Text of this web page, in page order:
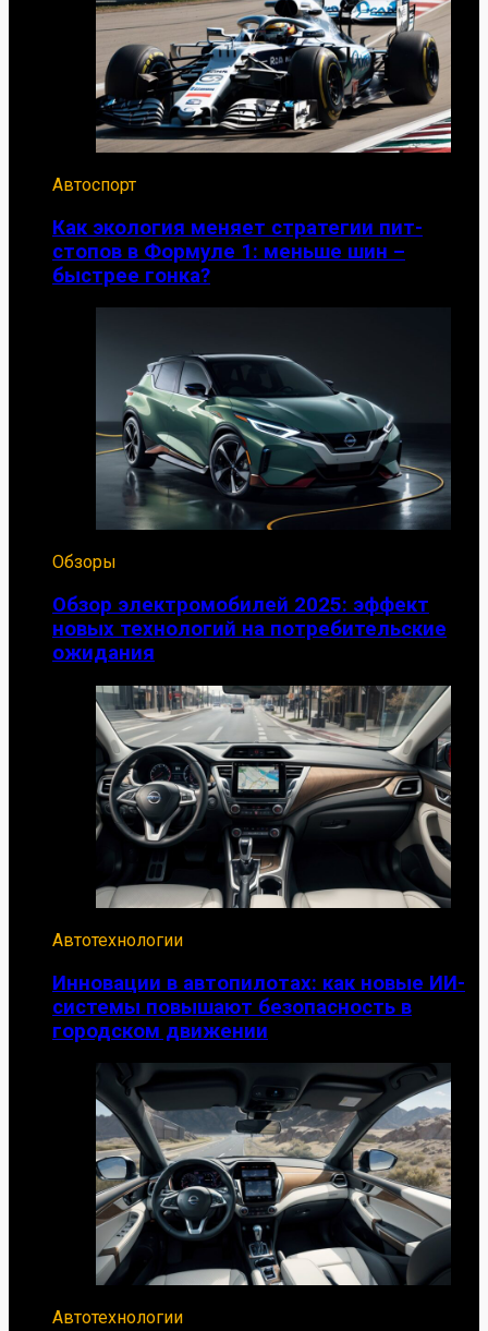
Автоспорт
Как экология меняет стратегии пит-
стопов в Формуле 1: меньше шин –
быстрее гонка?
Обзоры
Обзор электромобилей 2025: эффект
новых технологий на потребительские
ожидания
Автотехнологии
Инновации в автопилотах: как новые ИИ-
системы повышают безопасность в
городском движении
Автотехнологии